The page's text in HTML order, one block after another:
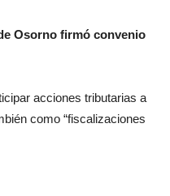
Osorno firmó convenio
acciones tributarias a
como “fiscalizaciones